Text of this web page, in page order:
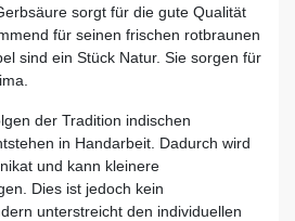
sorgt für die gute Qualität
für seinen frischen rotbraunen
sind ein Stück Natur. Sie sorgen für
der Tradition indischen
in Handarbeit. Dadurch wird
und kann kleinere
Dies ist jedoch kein
unterstreicht den individuellen